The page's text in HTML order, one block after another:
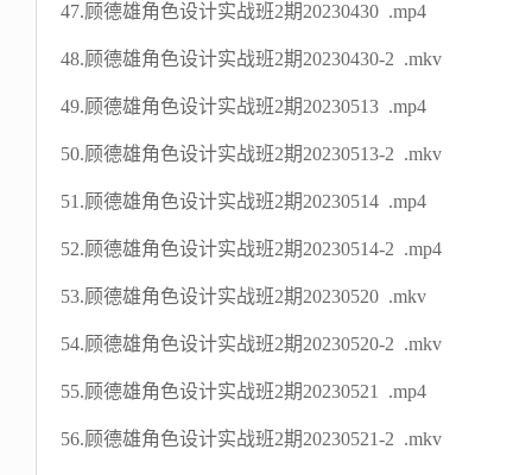
47.顾德雄角色设计实战班2期20230430 .mp4
48.顾德雄角色设计实战班2期20230430-2 .mkv
49.顾德雄角色设计实战班2期20230513 .mp4
50.顾德雄角色设计实战班2期20230513-2 .mkv
51.顾德雄角色设计实战班2期20230514 .mp4
52.顾德雄角色设计实战班2期20230514-2 .mp4
53.顾德雄角色设计实战班2期20230520 .mkv
54.顾德雄角色设计实战班2期20230520-2 .mkv
55.顾德雄角色设计实战班2期20230521 .mp4
56.顾德雄角色设计实战班2期20230521-2 .mkv